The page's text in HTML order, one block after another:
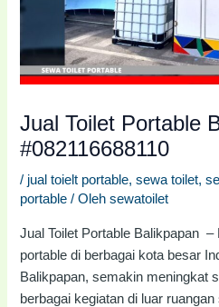
Jual Toilet Portable
#082116688110
/ jual toielt portable,sewa toilet,
portable / Olehsewatoilet
Jual Toilet Portable Balikpapan –
portable di berbagai kota besar
Balikpapan, semakin meningkat
berbagai kegiatan di luar